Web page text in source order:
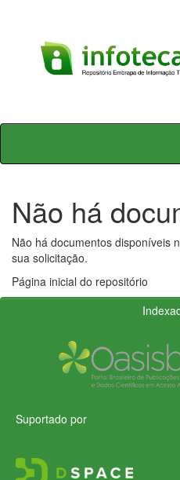
Skip
Não há
Não há documentos disponíveis
sua solicitação.
Página inicial do repositório
Suportado por